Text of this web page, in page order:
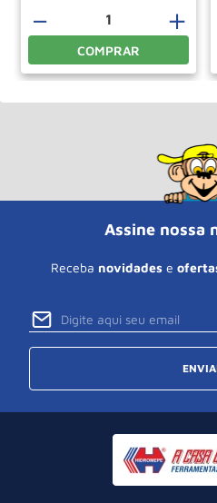
＋
－
COMPRAR
Assine nossa
Receba novidades e